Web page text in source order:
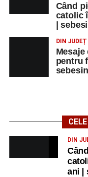
Orele
distracții.
Ultimele știri
Zilele
spectacole,
festivalul
Când
catolic
|
DIN JUDEȚ
pentru
DIN
ani |